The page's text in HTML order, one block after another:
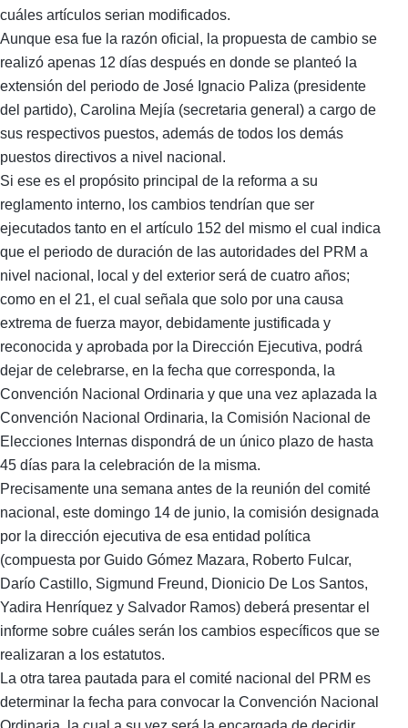
cuáles artículos serian modificados.
Aunque esa fue la razón oficial, la propuesta de cambio se
realizó apenas 12 días después en donde se planteó la
extensión del periodo de José Ignacio Paliza (presidente
del partido), Carolina Mejía (secretaria general) a cargo de
sus respectivos puestos, además de todos los demás
puestos directivos a nivel nacional.
Si ese es el propósito principal de la reforma a su
reglamento interno, los cambios tendrían que ser
ejecutados tanto en el artículo 152 del mismo el cual indica
que el periodo de duración de las autoridades del PRM a
nivel nacional, local y del exterior será de cuatro años;
como en el 21, el cual señala que solo por una causa
extrema de fuerza mayor, debidamente justificada y
reconocida y aprobada por la Dirección Ejecutiva, podrá
dejar de celebrarse, en la fecha que corresponda, la
Convención Nacional Ordinaria y que una vez aplazada la
Convención Nacional Ordinaria, la Comisión Nacional de
Elecciones Internas dispondrá de un único plazo de hasta
45 días para la celebración de la misma.
Precisamente una semana antes de la reunión del comité
nacional, este domingo 14 de junio, la comisión designada
por la dirección ejecutiva de esa entidad política
(compuesta por Guido Gómez Mazara, Roberto Fulcar,
Darío Castillo, Sigmund Freund, Dionicio De Los Santos,
Yadira Henríquez y Salvador Ramos) deberá presentar el
informe sobre cuáles serán los cambios específicos que se
realizaran a los estatutos.
La otra tarea pautada para el comité nacional del PRM es
determinar la fecha para convocar la Convención Nacional